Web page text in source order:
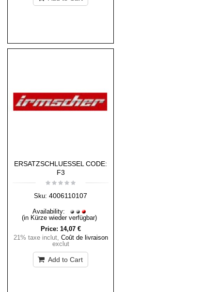
ERSATZSCHLUESSEL CODE:
F3
Sku: 4006110107
Availability:
(in Kürze wieder verfügbar)
Price: 14,07 €
21% taxe inclut, Coût de livraison
exclut
Add to Cart